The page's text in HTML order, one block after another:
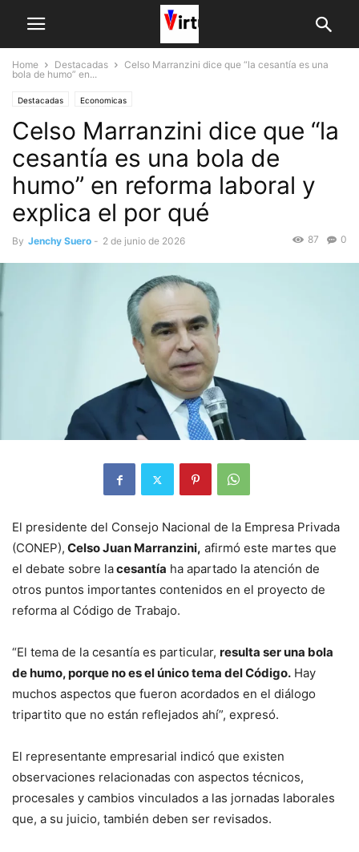
Home Destacadas
Celso Marranzini dice que “la cesantía es una
bola de humo” en...
Destacadas Economicas
Celso Marranzini dice que “la
cesantía es una bola de
humo” en reforma laboral y
explica el por qué
By Jenchy Suero - 2 de junio de 2026 0
87
El presidente del Consejo Nacional de la Empresa Privada
(CONEP), Celso Juan Marranzini, afirmó este martes que
el debate sobre lacesantía ha apartado la atención de
otros puntos importantes contenidos en el proyecto de
reforma al Código de Trabajo.
“El tema de la cesantía es particular, resulta ser una bola
de humo, porque no es el único tema del Código. Hay
muchos aspectos que fueron acordados en el diálogo
tripartito que no están reflejados ahí”, expresó.
El representante empresarial indicó que existen
observaciones relacionadas con aspectos técnicos,
procesales y cambios vinculados a las jornadas laborales
que, a su juicio, también deben ser revisados.